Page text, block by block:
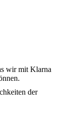
wir mit Klarna
der